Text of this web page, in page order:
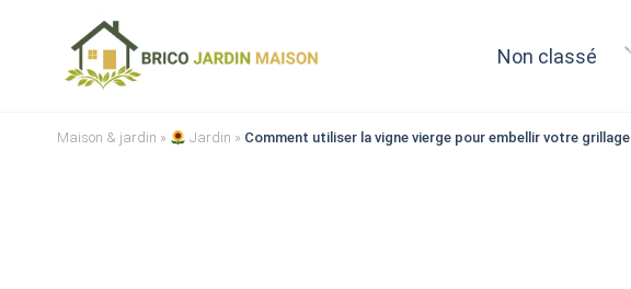
Non classé
Maison & jardin » Jardin » Comment utiliser la vigne vierge pour embellir votre grillage